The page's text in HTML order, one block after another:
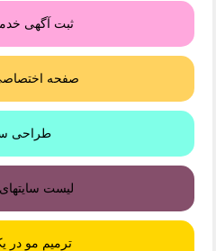
ثبت آگهی
صفحه
طراحی
لیست سایتهای
ترمیم مو در